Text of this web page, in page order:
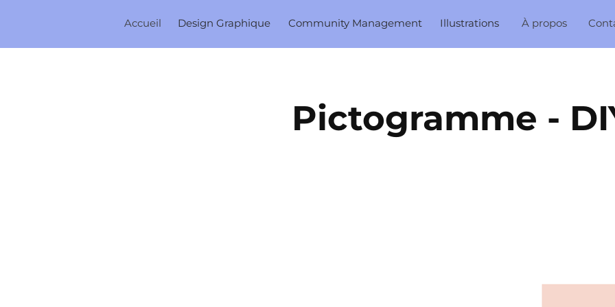
Accueil Design Graphique Community Management Illustrations À propos
Pictogramme -